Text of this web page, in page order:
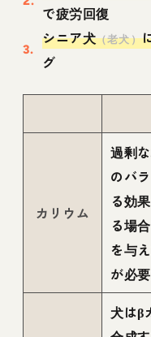
で疲労回復
シニア犬（老犬）
グ
カリウム
過剰
のバ
る効
る場
を与
が必要
犬はβ